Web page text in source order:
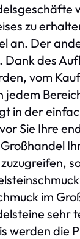
zu
an. Der
des
vom
in der
Sie Ihre
im
sehr
werden die